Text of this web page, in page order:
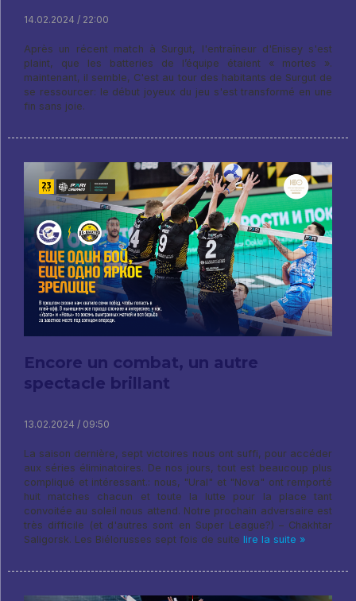
14.02.2024 / 22:00
Après un récent match à Surgut, l'entraîneur d'Enisey s'est
plaint, que les batteries de l’équipe étaient « mortes ».
maintenant, il semble, C'est au tour des habitants de Surgut de
se ressourcer: le début joyeux du jeu s'est transformé en une
fin sans joie.
Encore un combat, un autre
spectacle brillant
13.02.2024 / 09:50
La saison dernière, sept victoires nous ont suffi, pour accéder
aux séries éliminatoires. De nos jours, tout est beaucoup plus
compliqué et intéressant.: nous, "Ural" et "Nova" ont remporté
huit matches chacun et toute la lutte pour la place tant
convoitée au soleil nous attend. Notre prochain adversaire est
très difficile (et d'autres sont en Super League?) – Chakhtar
Saligorsk. Les Biélorusses sept fois de suite lire la suite »